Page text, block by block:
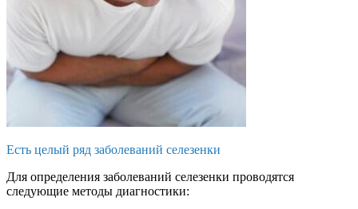
Есть целый ряд заболеваний селезенки
Для определения заболеваний селезенки проводятся
следующие методы диагностики: